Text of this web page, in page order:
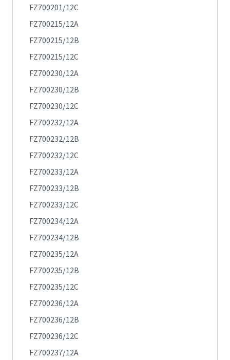
FZ700201/12C
FZ700215/12A
FZ700215/12B
FZ700215/12C
FZ700230/12A
FZ700230/12B
FZ700230/12C
FZ700232/12A
FZ700232/12B
FZ700232/12C
FZ700233/12A
FZ700233/12B
FZ700233/12C
FZ700234/12A
FZ700234/12B
FZ700235/12A
FZ700235/12B
FZ700235/12C
FZ700236/12A
FZ700236/12B
FZ700236/12C
FZ700237/12A